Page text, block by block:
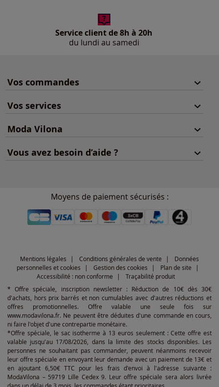
Service client de 8h à 20h
du lundi au samedi
Vos commandes
Vos services
Moda Vilona
Vous avez besoin d’aide ?
Moyens de paiement sécurisés :
Mentions légales Conditions générales de vente
Données
personnelles et cookies
Gestion des cookies
Plan de site
Accessibilité : non conforme
Traçabilité produit
* Offre spéciale, inscription newsletter : Réduction de 10€ dès 30€
d'achats, hors prix barrés et non cumulables avec d'autres réductions et
offres promotionnelles. Offre valable une seule fois sur
www.modavilona.fr. Ne peuvent être déduites d'une commande en cours,
ni faire l'objet d'une contrepartie monétaire.
*Offre spéciale, le sac isotherme à 13 euros seulement : Cette offre est
valable jusqu'au 17/08/2026, dans la limite des stocks disponibles. Les
personnes ne souhaitant pas commander, peuvent néanmoins recevoir
leur offre spéciale en envoyant leur demande avec un paiement de 13€ et
en ajoutant 6,50€ TTC pour les frais d'envoi à l'adresse suivante :
ModaVilona – 59719 Lille Cedex 9. Leur offre spéciale sera alors livrée